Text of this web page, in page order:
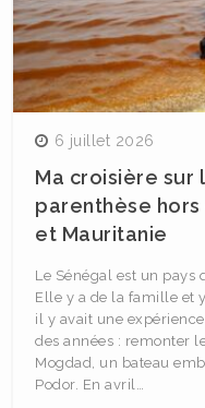
6 juillet 2026
Ma croisière sur
parenthèse
et Mauritanie
Le Sénégal est un
Elle y a de la famille et
il y avait une
des années : remonter
Mogdad, un bateau
Podor. En avril…